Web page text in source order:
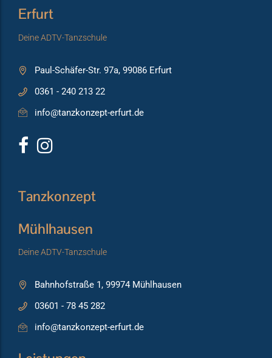
Erfurt
Deine ADTV-Tanzschule
Paul-Schäfer-Str. 97a, 99086 Erfurt
0361 - 240 213 22
info@tanzkonzept-erfurt.de
Tanzkonzept
Mühlhausen
Deine ADTV-Tanzschule
Bahnhofstraße 1, 99974 Mühlhausen
03601 - 78 45 282
info@tanzkonzept-erfurt.de